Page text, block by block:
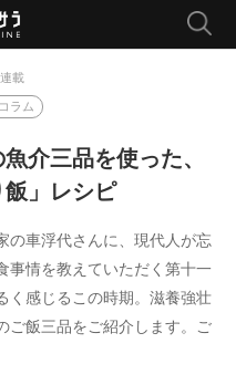
載
コラム
介三品を使った、
」レシピ
の車浮代さんに、現代人が忘
事情を教えていただく第十一
く感じるこの時期。滋養強壮
ご飯三品をご紹介します。ご